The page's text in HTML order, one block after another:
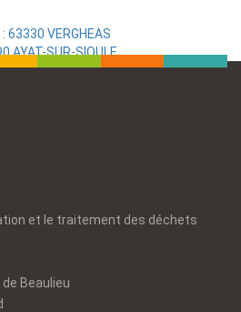
63330 VERGHEAS
AYAT-SUR-SIOULE
et le traitement des déchets
Beaulieu